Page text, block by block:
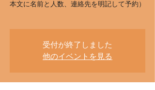
本文に名前と人数、連絡先を明記して予約）
受付が終了しました
他のイベントを見る